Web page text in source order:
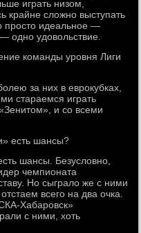
играть низом,
крайне сложно выступать
просто идеальное —
одно удовольствие.
команды уровня Лиги
за них в еврокубках,
стараемся играть
и со всеми
есть шансы?
шансы. Безусловно,
чемпионата
Но сыграло же с ними
всего на два очка.
Хабаровск»
с ними, хоть